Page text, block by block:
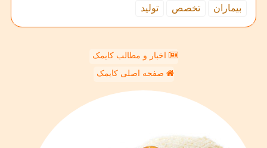
بیماران
تخصص تولید
اخبار و مطالب کایمک
صفحه اصلی کایمک